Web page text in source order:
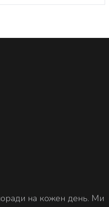
поради на кожен день. Ми